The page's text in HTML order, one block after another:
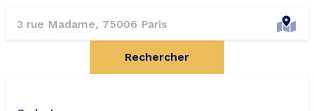
Rechercher